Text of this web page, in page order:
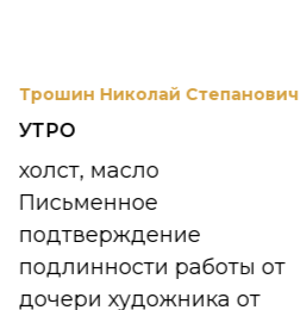
Трошин Николай Степанович
УТРО
холст, масло
Письменное
подтверждение
подлинности работы от
дочери художника от